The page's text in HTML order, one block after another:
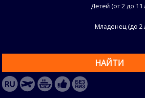
Детей (от 2 до 11
Младенец (до 2
НАЙТИ